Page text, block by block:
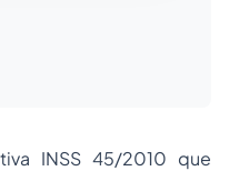
INSS 45/2010 que